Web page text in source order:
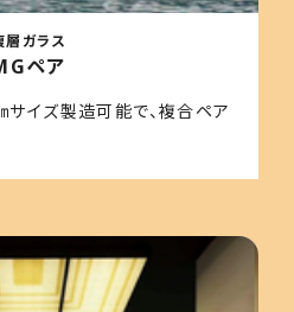
層ガラス
ペア
イズ製造可能で、複合ペア